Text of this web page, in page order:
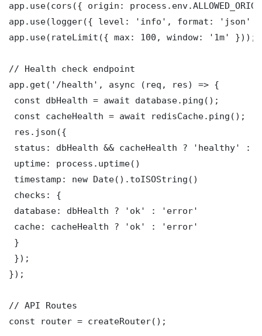
app.use(cors({ origin:
app.use(logger({ level: 'info', format: 'json'
app.use(rateLimit({ max: 100, window: '1m' }));
// Health check endpoint
app.get('/health', async (req, res) => {
const dbHealth = await database.ping();
const cacheHealth = await redisCache.ping();
res.json({
status: dbHealth && cacheHealth ? 'healthy' :
uptime: process.uptime()
timestamp: new Date().toISOString()
checks: {
database: dbHealth ? 'ok' : 'error'
cache: cacheHealth ? 'ok' : 'error'
}
});
});
// API Routes
const router = createRouter();